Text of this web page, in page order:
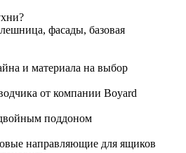
фасады, базовая
и материала на выбор
от компании Boyard
поддоном
направляющие для ящиков